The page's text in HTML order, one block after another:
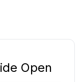
Open